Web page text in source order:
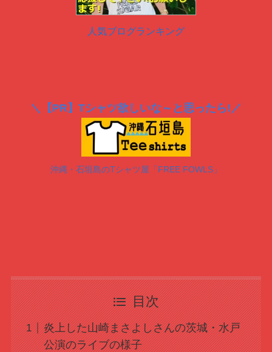
人気ブログランキング
＼ 【PR】 Tシャツ欲しいな～と思ったら!／
沖縄・石垣島のTシャツ屋「FREE FOWLS」
目次
炎上した山崎まさよしさんの茨城・水戸
公演のライブの様子